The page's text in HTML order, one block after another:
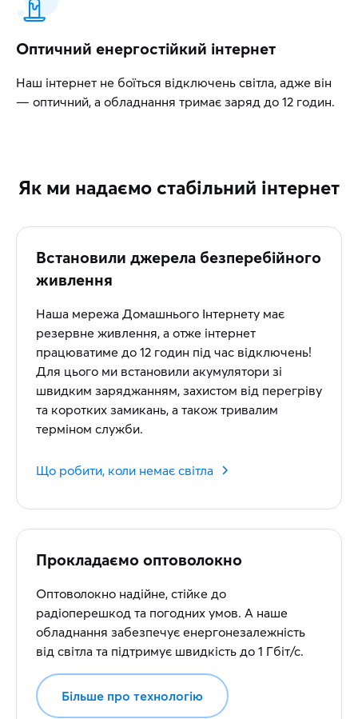
Оптичний енергостійкий інтернет
Наш інтернет не боїться відключень світла, адже він
— оптичний, а обладнання тримає заряд до 12 годин.
Як ми надаємо стабільний інтернет
Встановили джерела безперебійного
живлення
Наша мережа Домашнього Інтернету має
резервне живлення, а отже інтернет
працюватиме до 12 годин під час відключень!
Для цього ми встановили акумулятори зі
швидким заряджанням, захистом від перегріву
та коротких замикань, а також тривалим
терміном служби.
Що робити, коли немає світла
Прокладаємо оптоволокно
Оптоволокно надійне, стійке до
радіоперешкод та погодних умов. А наше
обладнання забезпечує енергонезалежність
від світла та підтримує швидкість до 1 Гбіт/с.
Більше про технологію